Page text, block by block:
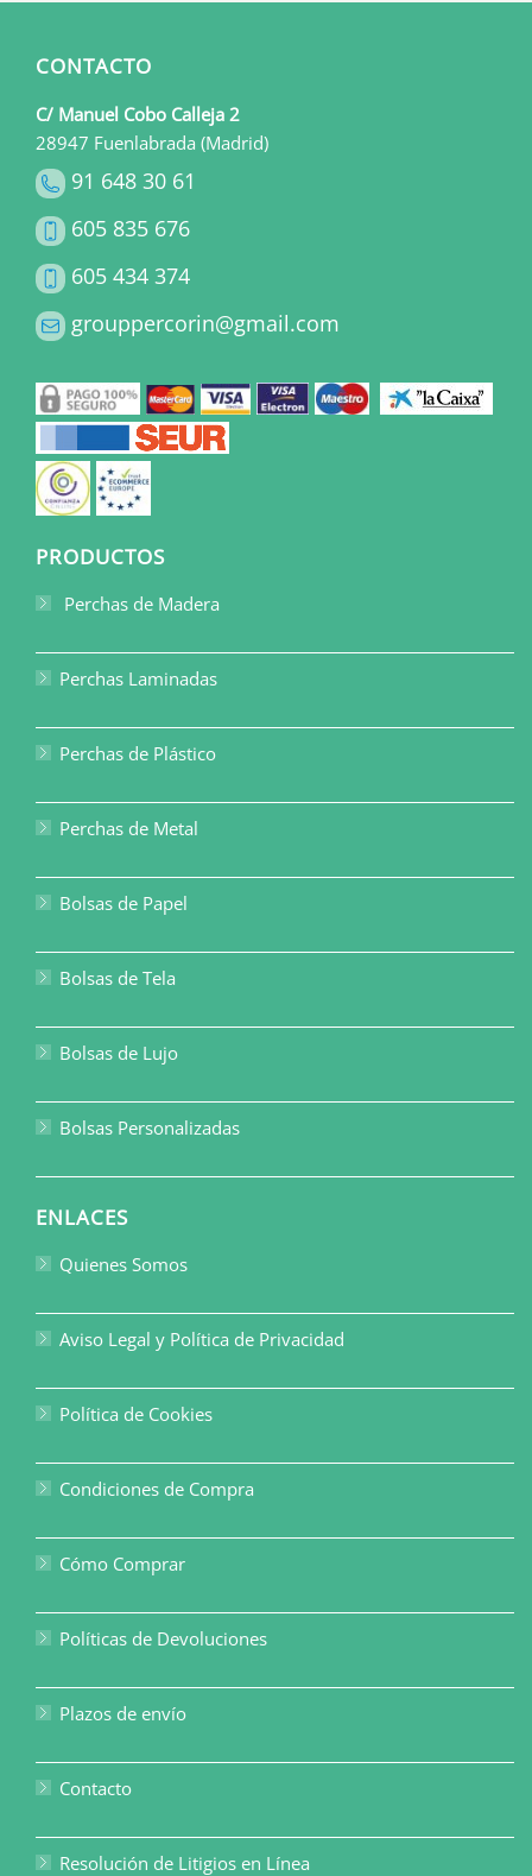
CONTACTO
C/ Manuel Cobo Calleja 2
28947 Fuenlabrada (Madrid)
91 648 30 61
605 835 676
605 434 374
grouppercorin@gmail.com
PRODUCTOS
Perchas de Madera
Perchas Laminadas
Perchas de Plástico
Perchas de Metal
Bolsas de Papel
Bolsas de Tela
Bolsas de Lujo
Bolsas Personalizadas
ENLACES
Quienes Somos
Aviso Legal y Política de Privacidad
Política de Cookies
Condiciones de Compra
Cómo Comprar
Políticas de Devoluciones
Plazos de envío
Contacto
Resolución de Litigios en Línea